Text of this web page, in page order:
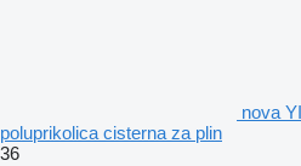
nova
poluprikolica cisterna za plin
36